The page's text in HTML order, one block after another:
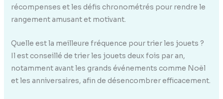
récompenses et les défis chronométrés pour rendre le
rangement amusant et motivant.
Quelle est la meilleure fréquence pour trier les jouets ?
Il est conseillé de trier les jouets deux fois par an,
notamment avant les grands événements comme Noël
et les anniversaires, afin de désencombrer efficacement.